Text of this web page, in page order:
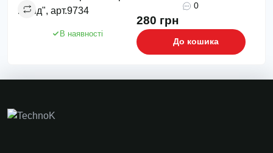
В наявності
0
280 грн
До кошика